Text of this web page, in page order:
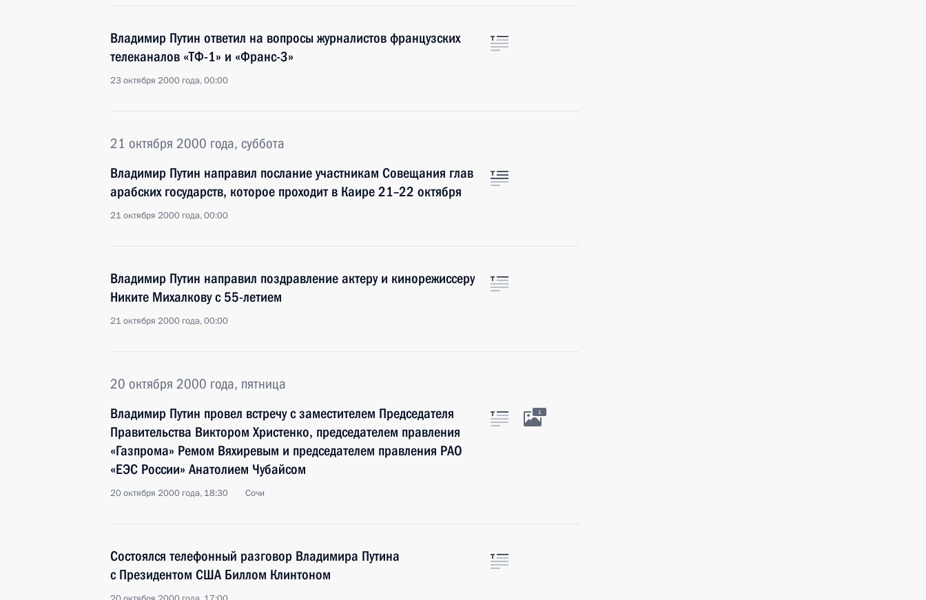
Владимир Путин ответил на вопросы журналистов французских
телеканалов «ТФ-1» и «Франс-3»
23 октября 2000 года, 00:00
21 октября 2000 года, суббота
Владимир Путин направил послание участникам Совещания глав
арабских государств, которое проходит в Каире 21–22 октября
21 октября 2000 года, 00:00
Владимир Путин направил поздравление актеру и кинорежиссеру
Никите Михалкову с 55-летием
21 октября 2000 года, 00:00
20 октября 2000 года, пятница
Владимир Путин провел встречу с заместителем Председателя
Правительства Виктором Христенко, председателем правления
«Газпрома» Ремом Вяхиревым и председателем правления РАО
«ЕЭС России» Анатолием Чубайсом
20 октября 2000 года, 18:30 Сочи
1
Состоялся телефонный разговор Владимира Путина
с Президентом США Биллом Клинтоном